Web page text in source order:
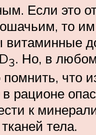
Если это
то им
витаминные
3. Но, в
что
рационе
к
тела.